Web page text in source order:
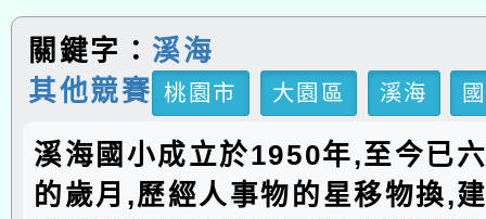
關鍵字： 溪海
其他競賽 桃園市 大園區 溪海
溪海國小成立於1950年,至今已
的歲月,歷經人事物的星移物換,